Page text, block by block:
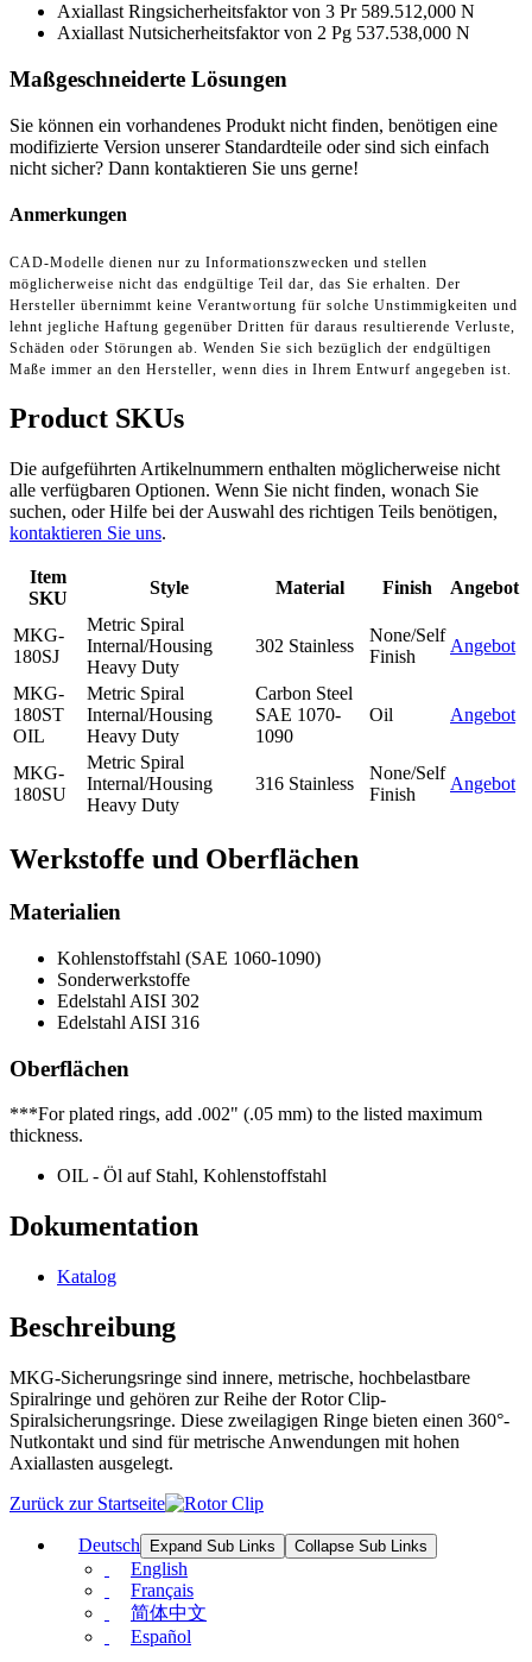
Axiallast Ringsicherheitsfaktor von 3 Pr 589.512,000 N
Axiallast Nutsicherheitsfaktor von 2 Pg 537.538,000 N
Maßgeschneiderte Lösungen
Sie können ein vorhandenes Produkt nicht finden, benötigen eine
modifizierte Version unserer Standardteile oder sind sich einfach
nicht sicher? Dann kontaktieren Sie uns gerne!
Anmerkungen
CAD-Modelle dienen nur zu Informationszwecken und stellen
möglicherweise nicht das endgültige Teil dar, das Sie erhalten. Der
Hersteller übernimmt keine Verantwortung für solche Unstimmigkeiten und
lehnt jegliche Haftung gegenüber Dritten für daraus resultierende Verluste,
Schäden oder Störungen ab. Wenden Sie sich bezüglich der endgültigen
Maße immer an den Hersteller, wenn dies in Ihrem Entwurf angegeben ist.
Product SKUs
Die aufgeführten Artikelnummern enthalten möglicherweise nicht
alle verfügbaren Optionen. Wenn Sie nicht finden, wonach Sie
suchen, oder Hilfe bei der Auswahl des richtigen Teils benötigen,
kontaktieren Sie uns.
Item
SKU
Style Material Finish Angebot
MKG-
180SJ
Metric Spiral
Internal/Housing
Heavy Duty
302 Stainless
None/Self
Finish
Angebot
MKG-
180ST
OIL
Metric Spiral
Internal/Housing
Heavy Duty
Carbon Steel
SAE 1070-
1090
Oil Angebot
MKG-
180SU
Metric Spiral
Internal/Housing
Heavy Duty
316 Stainless
None/Self
Finish
Angebot
Werkstoffe und Oberflächen
Materialien
Kohlenstoffstahl (SAE 1060-1090)
Sonderwerkstoffe
Edelstahl AISI 302
Edelstahl AISI 316
Oberflächen
***For plated rings, add .002" (.05 mm) to the listed maximum
thickness.
OIL - Öl auf Stahl, Kohlenstoffstahl
Dokumentation
Katalog
Beschreibung
MKG-Sicherungsringe sind innere, metrische, hochbelastbare
Spiralringe und gehören zur Reihe der Rotor Clip-
Spiralsicherungsringe. Diese zweilagigen Ringe bieten einen 360°-
Nutkontakt und sind für metrische Anwendungen mit hohen
Axiallasten ausgelegt.
Zurück zur Startseite
Deutsch Expand Sub Links Collapse Sub Links
English
Français
简体中文
Español